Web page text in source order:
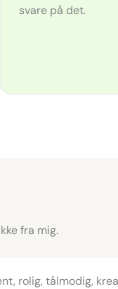
svare på det.
fra mig.
rolig, tålmodig,